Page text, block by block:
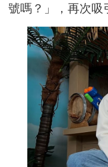
號嗎？」，再次吸